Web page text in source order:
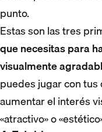
punto.
Estas son las tres
que necesitas para
visualmente
puedes jugar con
aumentar el interés
«atractivo» o